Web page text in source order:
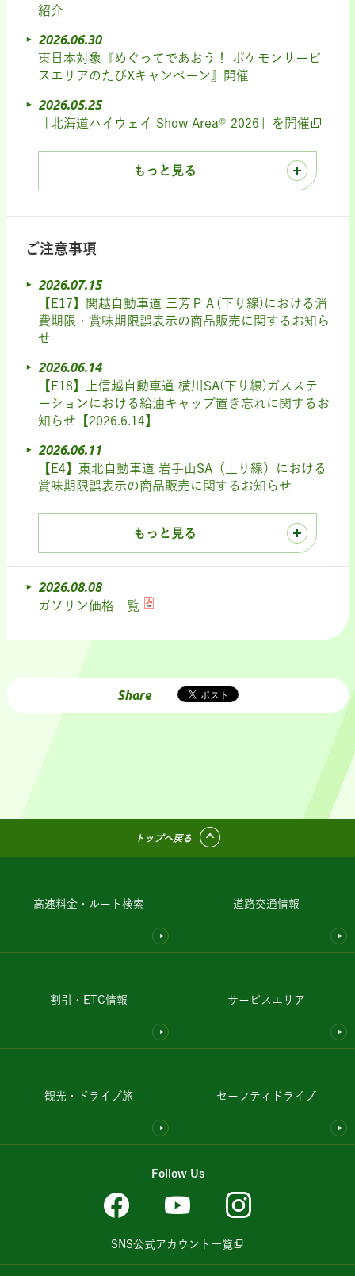
紹介
2026.06.30
東日本対象『めぐってであおう！ ポケモンサービ
スエリアのたびXキャンペーン』開催
2026.05.25
「北海道ハイウェイ Show Area® 2026」を開催
もっと見る
ご注意事項
2026.07.15
【E17】関越自動車道 三芳ＰＡ(下り線)における消
費期限・賞味期限誤表示の商品販売に関するお知ら
せ
2026.06.14
【E18】上信越自動車道 横川SA(下り線)ガスステ
ーションにおける給油キャップ置き忘れに関するお
知らせ【2026.6.14】
2026.06.11
【E4】東北自動車道 岩手山SA（上り線）における
賞味期限誤表示の商品販売に関するお知らせ
もっと見る
2026.08.08
ガソリン価格一覧
Share
トップへ戻る
高速料金・ルート検索 道路交通情報
割引・ETC情報 サービスエリア
観光・ドライブ旅 セーフティドライブ
Follow Us
SNS公式アカウント一覧